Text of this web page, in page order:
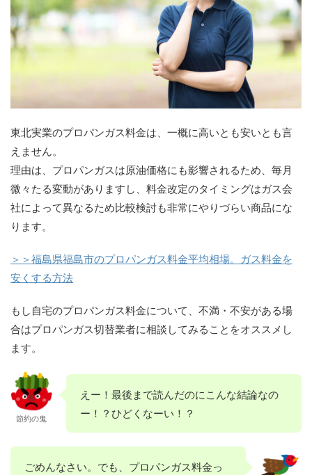
東北実業のプロパンガス料金は、一概に高いとも安いとも言
えません。
理由は、プロパンガスは原油価格にも影響されるため、毎月
微々たる変動がありますし、料金改定のタイミングはガス会
社によって異なるため比較検討も非常にやりづらい商品にな
ります。
＞＞福島県福島市のプロパンガス料金平均相場。ガス料金を
安くする方法
もし自宅のプロパンガス料金について、不満・不安がある場
合はプロパンガス切替業者に相談してみることをオススメし
ます。
節約の鬼
えー！最後まで読んだのにこんな結論なの
ー！？ひどくなーい！？
ごめんなさい。でも、プロパンガス料金っ